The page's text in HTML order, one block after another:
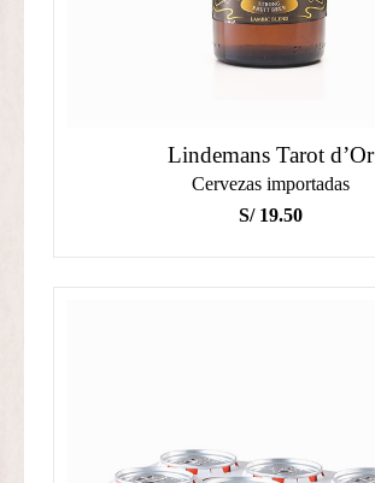
Lindemans Tarot d’Or
Cervezas importadas
S/19.50